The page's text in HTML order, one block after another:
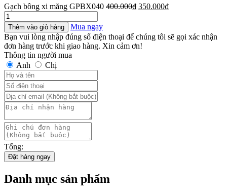
Gạch bông xi măng GPBX040 400.000₫ Giá
400.000₫.
350.000₫Giá
là:
350.000₫.
Gạch
bông
xi
măng
GPBX040
số
lượng
Thêm vào giỏ hàng
Mua ngay
Bạn vui lòng nhập đúng số điện thoại để chúng tôi sẽ gọi xác nhận
đơn hàng trước khi giao hàng. Xin cảm ơn!
Thông tin người mua
Anh
Chị
Tổng:
Đặt hàng ngay
Danh mục sản phẩm